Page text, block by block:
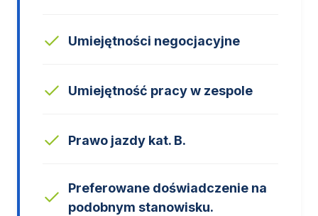
Umiejętności negocjacyjne
Umiejętność pracy w zespole
Prawo jazdy kat. B.
Preferowane doświadczenie na
podobnym stanowisku.